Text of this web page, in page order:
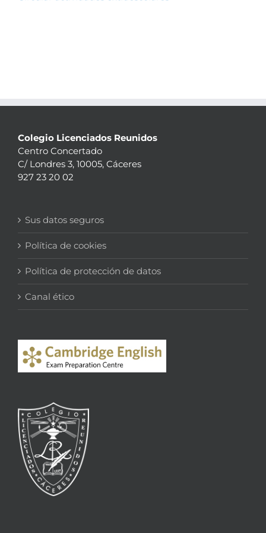
Colegio Licenciados Reunidos
Centro Concertado
C/ Londres 3, 10005, Cáceres
927 23 20 02
Sus datos seguros
Política de cookies
Política de protección de datos
Canal ético